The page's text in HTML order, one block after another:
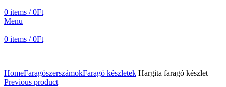
0 items / 0Ft
Menu
0 items / 0Ft
HomeFaragószerszámokFaragó készletek Hargita faragó készlet
Previous product